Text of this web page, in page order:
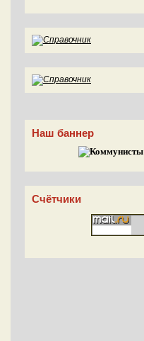
Наш баннер
Счётчики